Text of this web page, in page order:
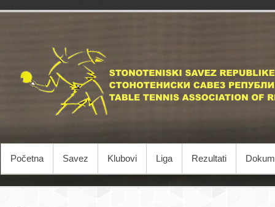
Početna Savez Klubovi Liga Rezultati